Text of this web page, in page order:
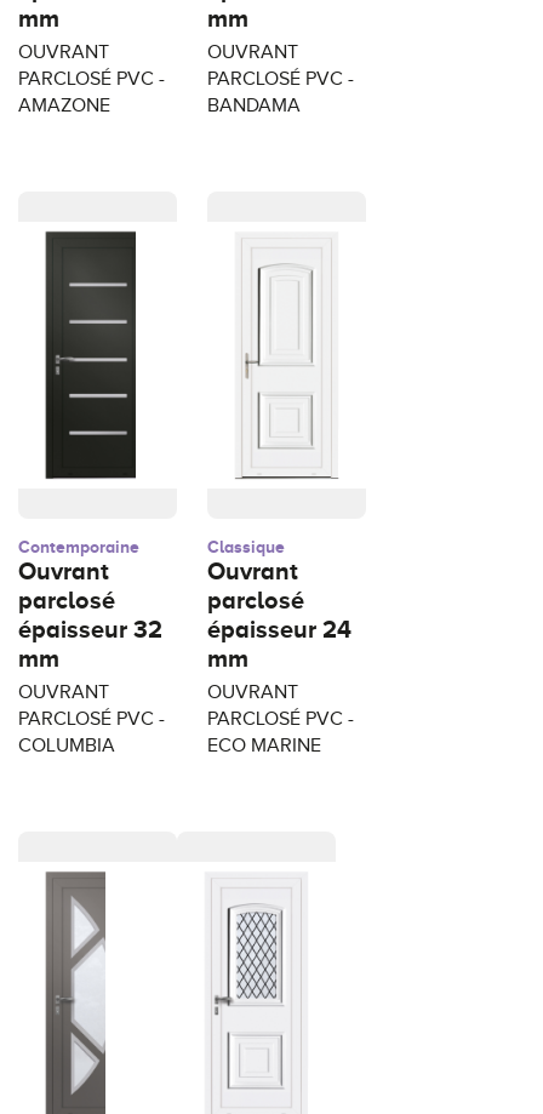
mm
OUVRANT
PARCLOSÉ PVC -
AMAZONE
mm
OUVRANT
PARCLOSÉ PVC -
BANDAMA
Contemporaine
Ouvrant
parclosé
épaisseur 32
mm
OUVRANT
PARCLOSÉ PVC -
COLUMBIA
Classique
Ouvrant
parclosé
épaisseur 24
mm
OUVRANT
PARCLOSÉ PVC -
ECO MARINE